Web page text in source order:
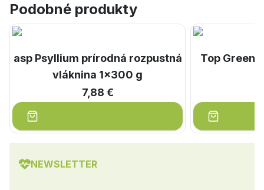
Podobné produkty
asp Psyllium prírodná rozpustná
vláknina 1x300 g
7,88 €
Top Green
NEWSLETTER